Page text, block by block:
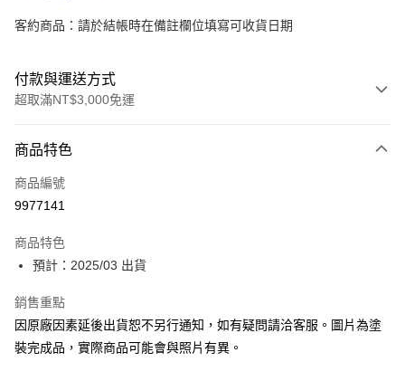
客約商品：請於結帳時在備註欄位填寫可收貨日期
付款與運送方式
超取滿NT$3,000免運
信用卡一次付款
超商取貨付款
Google Pay
全盈+PAY
大哥付你分期
相關說明
商品特色
商品編號
9977141
商品特色
預計：2025/03 出貨
銷售重點
因原廠因素延後出貨恕不另行通知，如有疑問請洽客服。圖片為塗
裝完成品，實際商品可能會與照片有異。